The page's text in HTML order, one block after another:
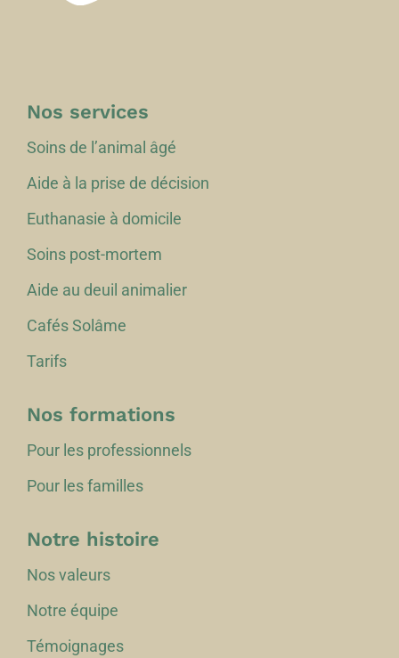
Nos services
Soins de l’animal âgé
Aide à la prise de décision
Euthanasie à domicile
Soins post-mortem
Aide au deuil animalier
Cafés Solâme
Tarifs
Nos formations
Pour les professionnels
Pour les familles
Notre histoire
Nos valeurs
Notre équipe
Témoignages